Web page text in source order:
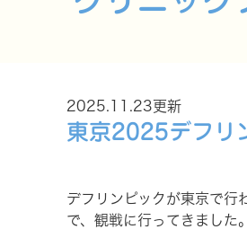
2025.11.23更新
東京2025デフリ
デフリンピックが東京で行
で、観戦に行ってきました